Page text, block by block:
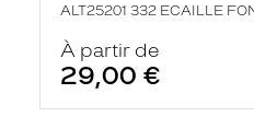
ALT25201 332 ECAILLE
À partir de
29,00 €